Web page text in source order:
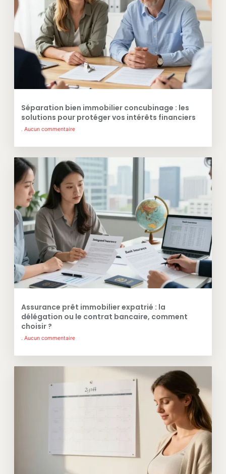
Séparation bien immobilier concubinage : les
solutions pour protéger vos intérêts financiers
Aucun commentaire
Assurance prêt immobilier expatrié : la
délégation ou le contrat bancaire, comment
choisir ?
Aucun commentaire